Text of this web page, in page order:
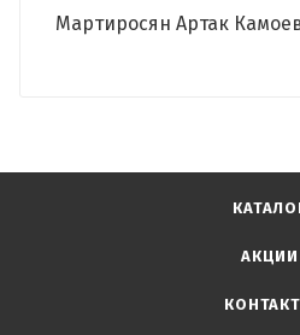
Мартиросян Артак
АКЦИИ